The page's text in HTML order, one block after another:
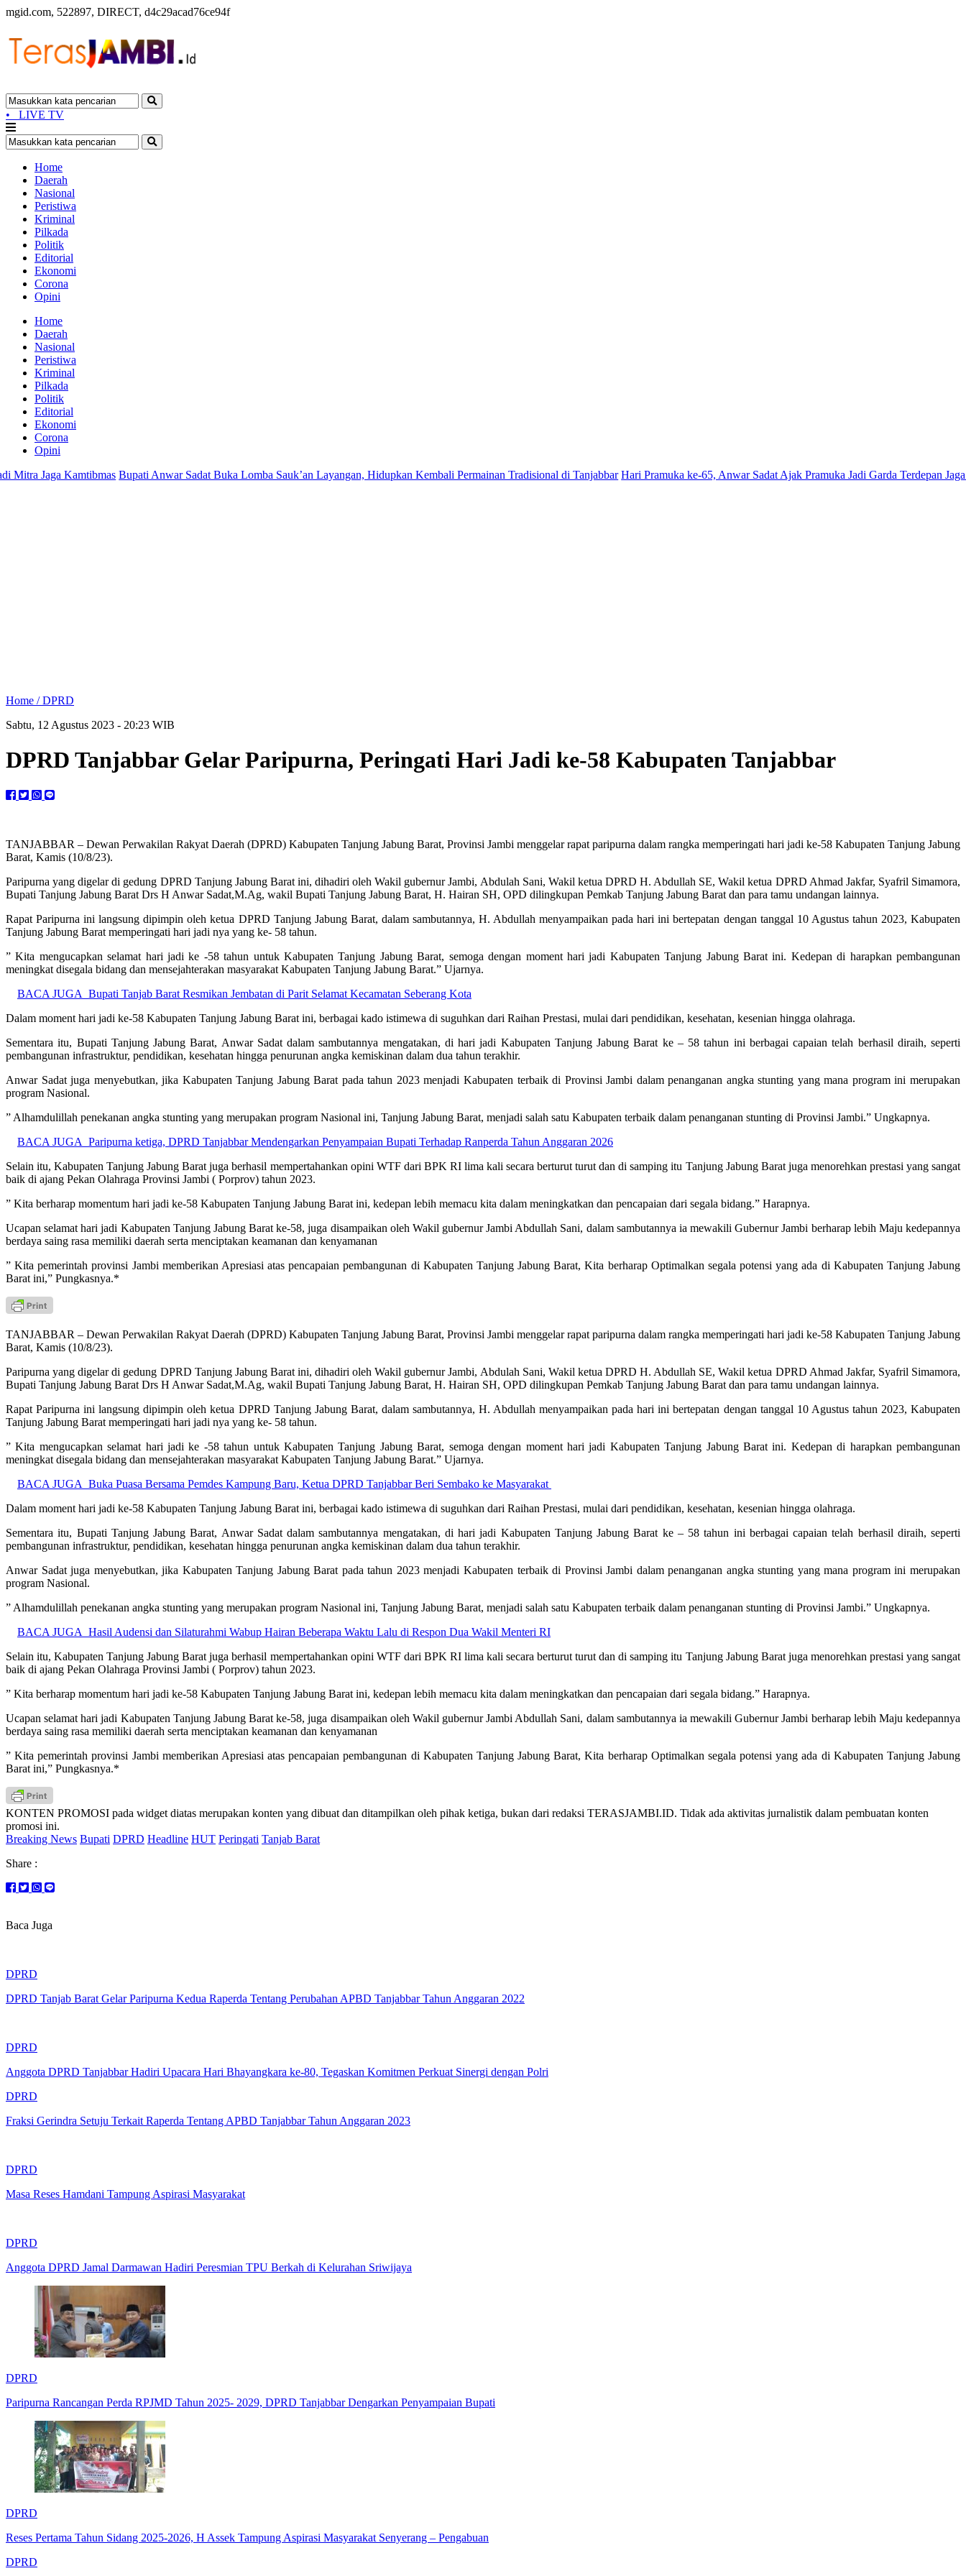
mgid.com, 522897, DIRECT, d4c29acad76ce94f
• LIVE TV
Home
Daerah
Nasional
Peristiwa
Kriminal
Pilkada
Politik
Editorial
Ekonomi
Corona
Opini
Home
Daerah
Nasional
Peristiwa
Kriminal
Pilkada
Politik
Editorial
Ekonomi
Corona
Opini
Kamtibmas Bupati Anwar Sadat Buka Lomba Sauk’an Layangan, Hidupkan Kembali Permainan Tradisional di Tanjabbar Hari Pramuka ke-65, Anwar Sadat Ajak Pramuka Jadi Garda Terdepan Jaga
Home /DPRD
Sabtu, 12 Agustus 2023 - 20:23 WIB
DPRD Tanjabbar Gelar Paripurna, Peringati Hari Jadi ke-58 Kabupaten Tanjabbar
TANJABBAR – Dewan Perwakilan Rakyat Daerah (DPRD) Kabupaten Tanjung Jabung Barat, Provinsi Jambi menggelar rapat paripurna dalam rangka memperingati hari jadi ke-58 Kabupaten Tanjung Jabung
Barat, Kamis (10/8/23).
Paripurna yang digelar di gedung DPRD Tanjung Jabung Barat ini, dihadiri oleh Wakil gubernur Jambi, Abdulah Sani, Wakil ketua DPRD H. Abdullah SE, Wakil ketua DPRD Ahmad Jakfar, Syafril Simamora,
Bupati Tanjung Jabung Barat Drs H Anwar Sadat,M.Ag, wakil Bupati Tanjung Jabung Barat, H. Hairan SH, OPD dilingkupan Pemkab Tanjung Jabung Barat dan para tamu undangan lainnya.
Rapat Paripurna ini langsung dipimpin oleh ketua DPRD Tanjung Jabung Barat, dalam sambutannya, H. Abdullah menyampaikan pada hari ini bertepatan dengan tanggal 10 Agustus tahun 2023, Kabupaten
Tanjung Jabung Barat memperingati hari jadi nya yang ke- 58 tahun.
” Kita mengucapkan selamat hari jadi ke -58 tahun untuk Kabupaten Tanjung Jabung Barat, semoga dengan moment hari jadi Kabupaten Tanjung Jabung Barat ini. Kedepan di harapkan pembangunan
meningkat disegala bidang dan mensejahterakan masyarakat Kabupaten Tanjung Jabung Barat.” Ujarnya.
BACA JUGA Bupati Tanjab Barat Resmikan Jembatan di Parit Selamat Kecamatan Seberang Kota
Dalam moment hari jadi ke-58 Kabupaten Tanjung Jabung Barat ini, berbagai kado istimewa di suguhkan dari Raihan Prestasi, mulai dari pendidikan, kesehatan, kesenian hingga olahraga.
Sementara itu, Bupati Tanjung Jabung Barat, Anwar Sadat dalam sambutannya mengatakan, di hari jadi Kabupaten Tanjung Jabung Barat ke – 58 tahun ini berbagai capaian telah berhasil diraih, seperti
pembangunan infrastruktur, pendidikan, kesehatan hingga penurunan angka kemiskinan dalam dua tahun terakhir.
Anwar Sadat juga menyebutkan, jika Kabupaten Tanjung Jabung Barat pada tahun 2023 menjadi Kabupaten terbaik di Provinsi Jambi dalam penanganan angka stunting yang mana program ini merupakan
program Nasional.
” Alhamdulillah penekanan angka stunting yang merupakan program Nasional ini, Tanjung Jabung Barat, menjadi salah satu Kabupaten terbaik dalam penanganan stunting di Provinsi Jambi.” Ungkapnya.
BACA JUGA Paripurna ketiga, DPRD Tanjabbar Mendengarkan Penyampaian Bupati Terhadap Ranperda Tahun Anggaran 2026
Selain itu, Kabupaten Tanjung Jabung Barat juga berhasil mempertahankan opini WTF dari BPK RI lima kali secara berturut turut dan di samping itu Tanjung Jabung Barat juga menorehkan prestasi yang sangat
baik di ajang Pekan Olahraga Provinsi Jambi ( Porprov) tahun 2023.
” Kita berharap momentum hari jadi ke-58 Kabupaten Tanjung Jabung Barat ini, kedepan lebih memacu kita dalam meningkatkan dan pencapaian dari segala bidang.” Harapnya.
Ucapan selamat hari jadi Kabupaten Tanjung Jabung Barat ke-58, juga disampaikan oleh Wakil gubernur Jambi Abdullah Sani, dalam sambutannya ia mewakili Gubernur Jambi berharap lebih Maju kedepannya
berdaya saing rasa memiliki daerah serta menciptakan keamanan dan kenyamanan
” Kita pemerintah provinsi Jambi memberikan Apresiasi atas pencapaian pembangunan di Kabupaten Tanjung Jabung Barat, Kita berharap Optimalkan segala potensi yang ada di Kabupaten Tanjung Jabung
Barat ini,” Pungkasnya.*
TANJABBAR – Dewan Perwakilan Rakyat Daerah (DPRD) Kabupaten Tanjung Jabung Barat, Provinsi Jambi menggelar rapat paripurna dalam rangka memperingati hari jadi ke-58 Kabupaten Tanjung Jabung
Barat, Kamis (10/8/23).
Paripurna yang digelar di gedung DPRD Tanjung Jabung Barat ini, dihadiri oleh Wakil gubernur Jambi, Abdulah Sani, Wakil ketua DPRD H. Abdullah SE, Wakil ketua DPRD Ahmad Jakfar, Syafril Simamora,
Bupati Tanjung Jabung Barat Drs H Anwar Sadat,M.Ag, wakil Bupati Tanjung Jabung Barat, H. Hairan SH, OPD dilingkupan Pemkab Tanjung Jabung Barat dan para tamu undangan lainnya.
Rapat Paripurna ini langsung dipimpin oleh ketua DPRD Tanjung Jabung Barat, dalam sambutannya, H. Abdullah menyampaikan pada hari ini bertepatan dengan tanggal 10 Agustus tahun 2023, Kabupaten
Tanjung Jabung Barat memperingati hari jadi nya yang ke- 58 tahun.
” Kita mengucapkan selamat hari jadi ke -58 tahun untuk Kabupaten Tanjung Jabung Barat, semoga dengan moment hari jadi Kabupaten Tanjung Jabung Barat ini. Kedepan di harapkan pembangunan
meningkat disegala bidang dan mensejahterakan masyarakat Kabupaten Tanjung Jabung Barat.” Ujarnya.
BACA JUGA Buka Puasa Bersama Pemdes Kampung Baru, Ketua DPRD Tanjabbar Beri Sembako ke Masyarakat
Dalam moment hari jadi ke-58 Kabupaten Tanjung Jabung Barat ini, berbagai kado istimewa di suguhkan dari Raihan Prestasi, mulai dari pendidikan, kesehatan, kesenian hingga olahraga.
Sementara itu, Bupati Tanjung Jabung Barat, Anwar Sadat dalam sambutannya mengatakan, di hari jadi Kabupaten Tanjung Jabung Barat ke – 58 tahun ini berbagai capaian telah berhasil diraih, seperti
pembangunan infrastruktur, pendidikan, kesehatan hingga penurunan angka kemiskinan dalam dua tahun terakhir.
Anwar Sadat juga menyebutkan, jika Kabupaten Tanjung Jabung Barat pada tahun 2023 menjadi Kabupaten terbaik di Provinsi Jambi dalam penanganan angka stunting yang mana program ini merupakan
program Nasional.
” Alhamdulillah penekanan angka stunting yang merupakan program Nasional ini, Tanjung Jabung Barat, menjadi salah satu Kabupaten terbaik dalam penanganan stunting di Provinsi Jambi.” Ungkapnya.
BACA JUGA Hasil Audensi dan Silaturahmi Wabup Hairan Beberapa Waktu Lalu di Respon Dua Wakil Menteri RI
Selain itu, Kabupaten Tanjung Jabung Barat juga berhasil mempertahankan opini WTF dari BPK RI lima kali secara berturut turut dan di samping itu Tanjung Jabung Barat juga menorehkan prestasi yang sangat
baik di ajang Pekan Olahraga Provinsi Jambi ( Porprov) tahun 2023.
” Kita berharap momentum hari jadi ke-58 Kabupaten Tanjung Jabung Barat ini, kedepan lebih memacu kita dalam meningkatkan dan pencapaian dari segala bidang.” Harapnya.
Ucapan selamat hari jadi Kabupaten Tanjung Jabung Barat ke-58, juga disampaikan oleh Wakil gubernur Jambi Abdullah Sani, dalam sambutannya ia mewakili Gubernur Jambi berharap lebih Maju kedepannya
berdaya saing rasa memiliki daerah serta menciptakan keamanan dan kenyamanan
” Kita pemerintah provinsi Jambi memberikan Apresiasi atas pencapaian pembangunan di Kabupaten Tanjung Jabung Barat, Kita berharap Optimalkan segala potensi yang ada di Kabupaten Tanjung Jabung
Barat ini,” Pungkasnya.*
KONTEN PROMOSI pada widget diatas merupakan konten yang dibuat dan ditampilkan oleh pihak ketiga, bukan dari redaksi TERASJAMBI.ID. Tidak ada aktivitas jurnalistik dalam pembuatan konten
promosi ini.
Breaking News Bupati DPRD Headline HUT Peringati Tanjab Barat
Share :
Baca Juga
DPRD
DPRD Tanjab Barat Gelar Paripurna Kedua Raperda Tentang Perubahan APBD Tanjabbar Tahun Anggaran 2022
DPRD
Anggota DPRD Tanjabbar Hadiri Upacara Hari Bhayangkara ke-80, Tegaskan Komitmen Perkuat Sinergi dengan Polri
DPRD
Fraksi Gerindra Setuju Terkait Raperda Tentang APBD Tanjabbar Tahun Anggaran 2023
DPRD
Masa Reses Hamdani Tampung Aspirasi Masyarakat
DPRD
Anggota DPRD Jamal Darmawan Hadiri Peresmian TPU Berkah di Kelurahan Sriwijaya
DPRD
Paripurna Rancangan Perda RPJMD Tahun 2025- 2029, DPRD Tanjabbar Dengarkan Penyampaian Bupati
DPRD
Reses Pertama Tahun Sidang 2025-2026, H Assek Tampung Aspirasi Masyarakat Senyerang – Pengabuan
DPRD